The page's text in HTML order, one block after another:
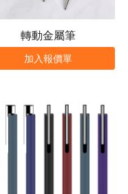
轉動金屬筆
加入報價單